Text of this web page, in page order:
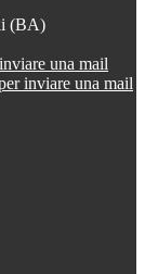
(BA)
una mail
inviare una mail